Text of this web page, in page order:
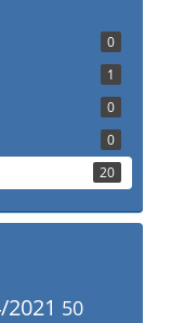
0
1
0
0
20
2021 50